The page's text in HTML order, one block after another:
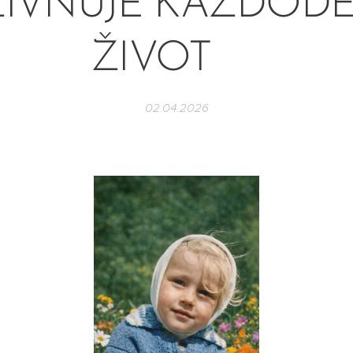
ŽIVOT🍀
02.04.2026